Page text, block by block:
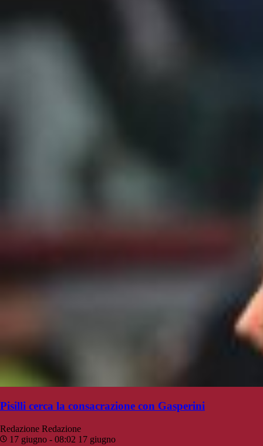
Pisilli cerca la consacrazione con Gasperini
Redazione Redazione
17 giugno - 08:02 17 giugno